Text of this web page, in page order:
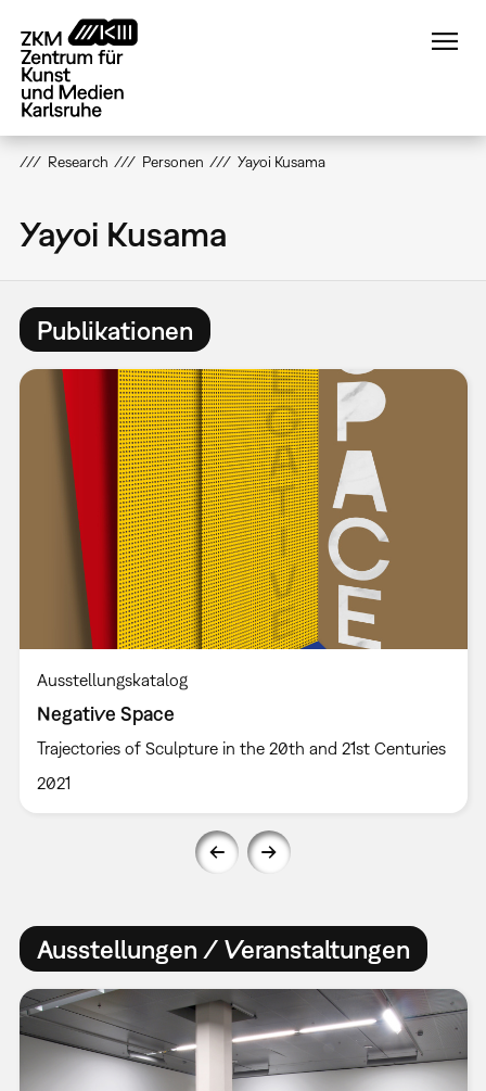
zum
Inhalt
Research Personen Yayoi Kusama
Yayoi Kusama
Publikationen
Ausstellungskatalog
Negative Space
Trajectories of Sculpture in the 20th and 21st Centuries
2021
Ausstellungen / Veranstaltungen